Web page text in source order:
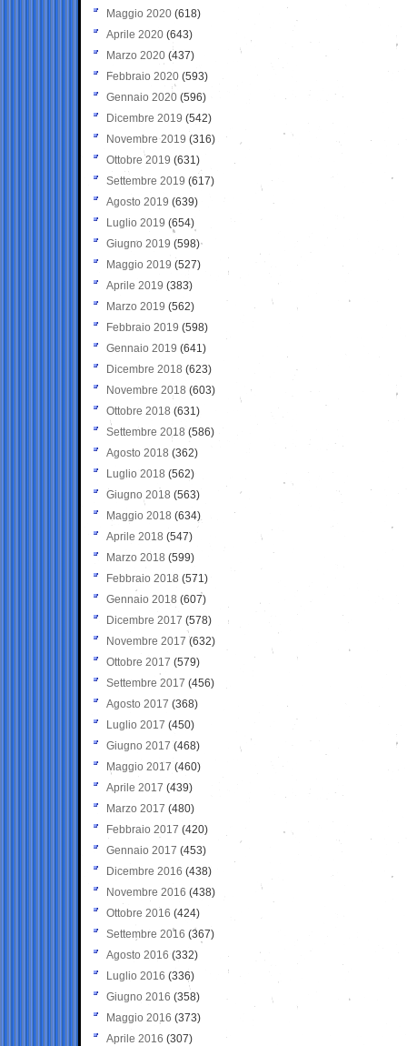
Maggio 2020 (618)
Aprile 2020 (643)
Marzo 2020 (437)
Febbraio 2020 (593)
Gennaio 2020 (596)
Dicembre 2019 (542)
Novembre 2019 (316)
Ottobre 2019 (631)
Settembre 2019 (617)
Agosto 2019 (639)
Luglio 2019 (654)
Giugno 2019 (598)
Maggio 2019 (527)
Aprile 2019 (383)
Marzo 2019 (562)
Febbraio 2019 (598)
Gennaio 2019 (641)
Dicembre 2018 (623)
Novembre 2018 (603)
Ottobre 2018 (631)
Settembre 2018 (586)
Agosto 2018 (362)
Luglio 2018 (562)
Giugno 2018 (563)
Maggio 2018 (634)
Aprile 2018 (547)
Marzo 2018 (599)
Febbraio 2018 (571)
Gennaio 2018 (607)
Dicembre 2017 (578)
Novembre 2017 (632)
Ottobre 2017 (579)
Settembre 2017 (456)
Agosto 2017 (368)
Luglio 2017 (450)
Giugno 2017 (468)
Maggio 2017 (460)
Aprile 2017 (439)
Marzo 2017 (480)
Febbraio 2017 (420)
Gennaio 2017 (453)
Dicembre 2016 (438)
Novembre 2016 (438)
Ottobre 2016 (424)
Settembre 2016 (367)
Agosto 2016 (332)
Luglio 2016 (336)
Giugno 2016 (358)
Maggio 2016 (373)
Aprile 2016 (307)